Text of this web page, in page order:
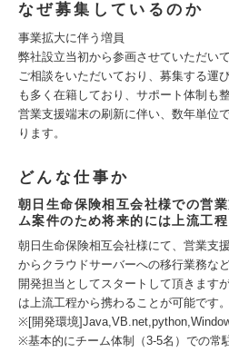
なぜ募集しているのか
事業拡大に伴う増員
弊社設立当初から参画させていただい
ご相談をいただいており、募集する運
も多く在籍しており、サポート体制も
営業支援端末の刷新に伴い、数年単位
ります。
どんな仕事か
朝日生命保険相互会社様での営
ム案件のため将来的には上流工
朝日生命保険相互会社様にて、営業支
からクラウドサーバーへの移行業務な
開発担当としてスタートして頂きます
は上流工程から携わることが可能です
※[開発環境
※基本的にチーム体制（3-5名）での常